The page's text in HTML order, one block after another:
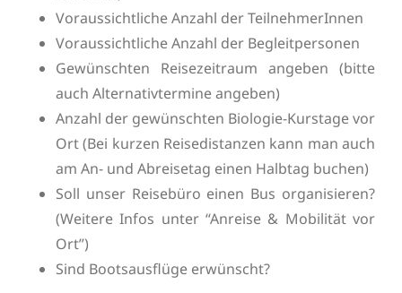
Voraussichtliche Anzahl der TeilnehmerInnen
Voraussichtliche Anzahl der Begleitpersonen
Gewünschten Reisezeitraum angeben (bitte
auch Alternativtermine angeben)
Anzahl der gewünschten Biologie-Kurstage vor
Ort (Bei kurzen Reisedistanzen kann man auch
am An- und Abreisetag einen Halbtag buchen)
Soll unser Reisebüro einen Bus organisieren?
(Weitere Infos unter “Anreise & Mobilität vor
Ort”)
Sind Bootsausflüge erwünscht?